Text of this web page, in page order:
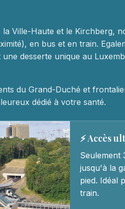
la Ville-Haute et le Kirchberg,
en bus et en train.
desserte unique au
du Grand-Duché et
dédié à votre santé.
⚡ Accès
Seulement
jusqu'à la
pied. Idéal
train.